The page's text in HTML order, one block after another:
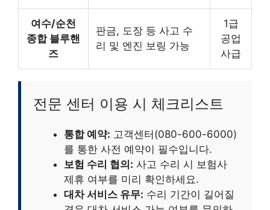
여수/순천
종합 블루핸
즈
판금, 도장 등 사고 수
리 및 엔진 보링 가능
1급
공업
사급
전문 센터 이용 시 체크리스트
통합 예약: 고객센터(080-600-6000)
를 통한 사전 예약이 필수입니다.
보험 수리 협의: 사고 수리 시 보험사
제휴 여부를 미리 확인하세요.
대차 서비스 유무: 수리 기간이 길어질